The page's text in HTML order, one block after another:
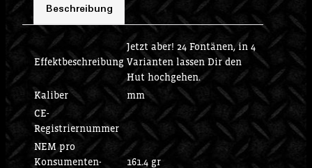
Beschreibung
Effektbeschreibung
Jetzt aber! 24 Fontänen, in 4
Varianten lassen Dir den
Hut hochgehen.
Kaliber
mm
CE-
Registriernummer
NEM pro
Konsumenten-
161.4 gr